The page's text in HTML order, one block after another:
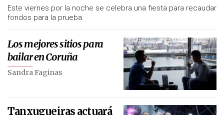
Este viernes por la noche se celebra una fiesta para recaudar
fondos para la prueba
Los mejores sitios para
bailar en Coruña
Sandra Faginas
Tanxugueiras actuará